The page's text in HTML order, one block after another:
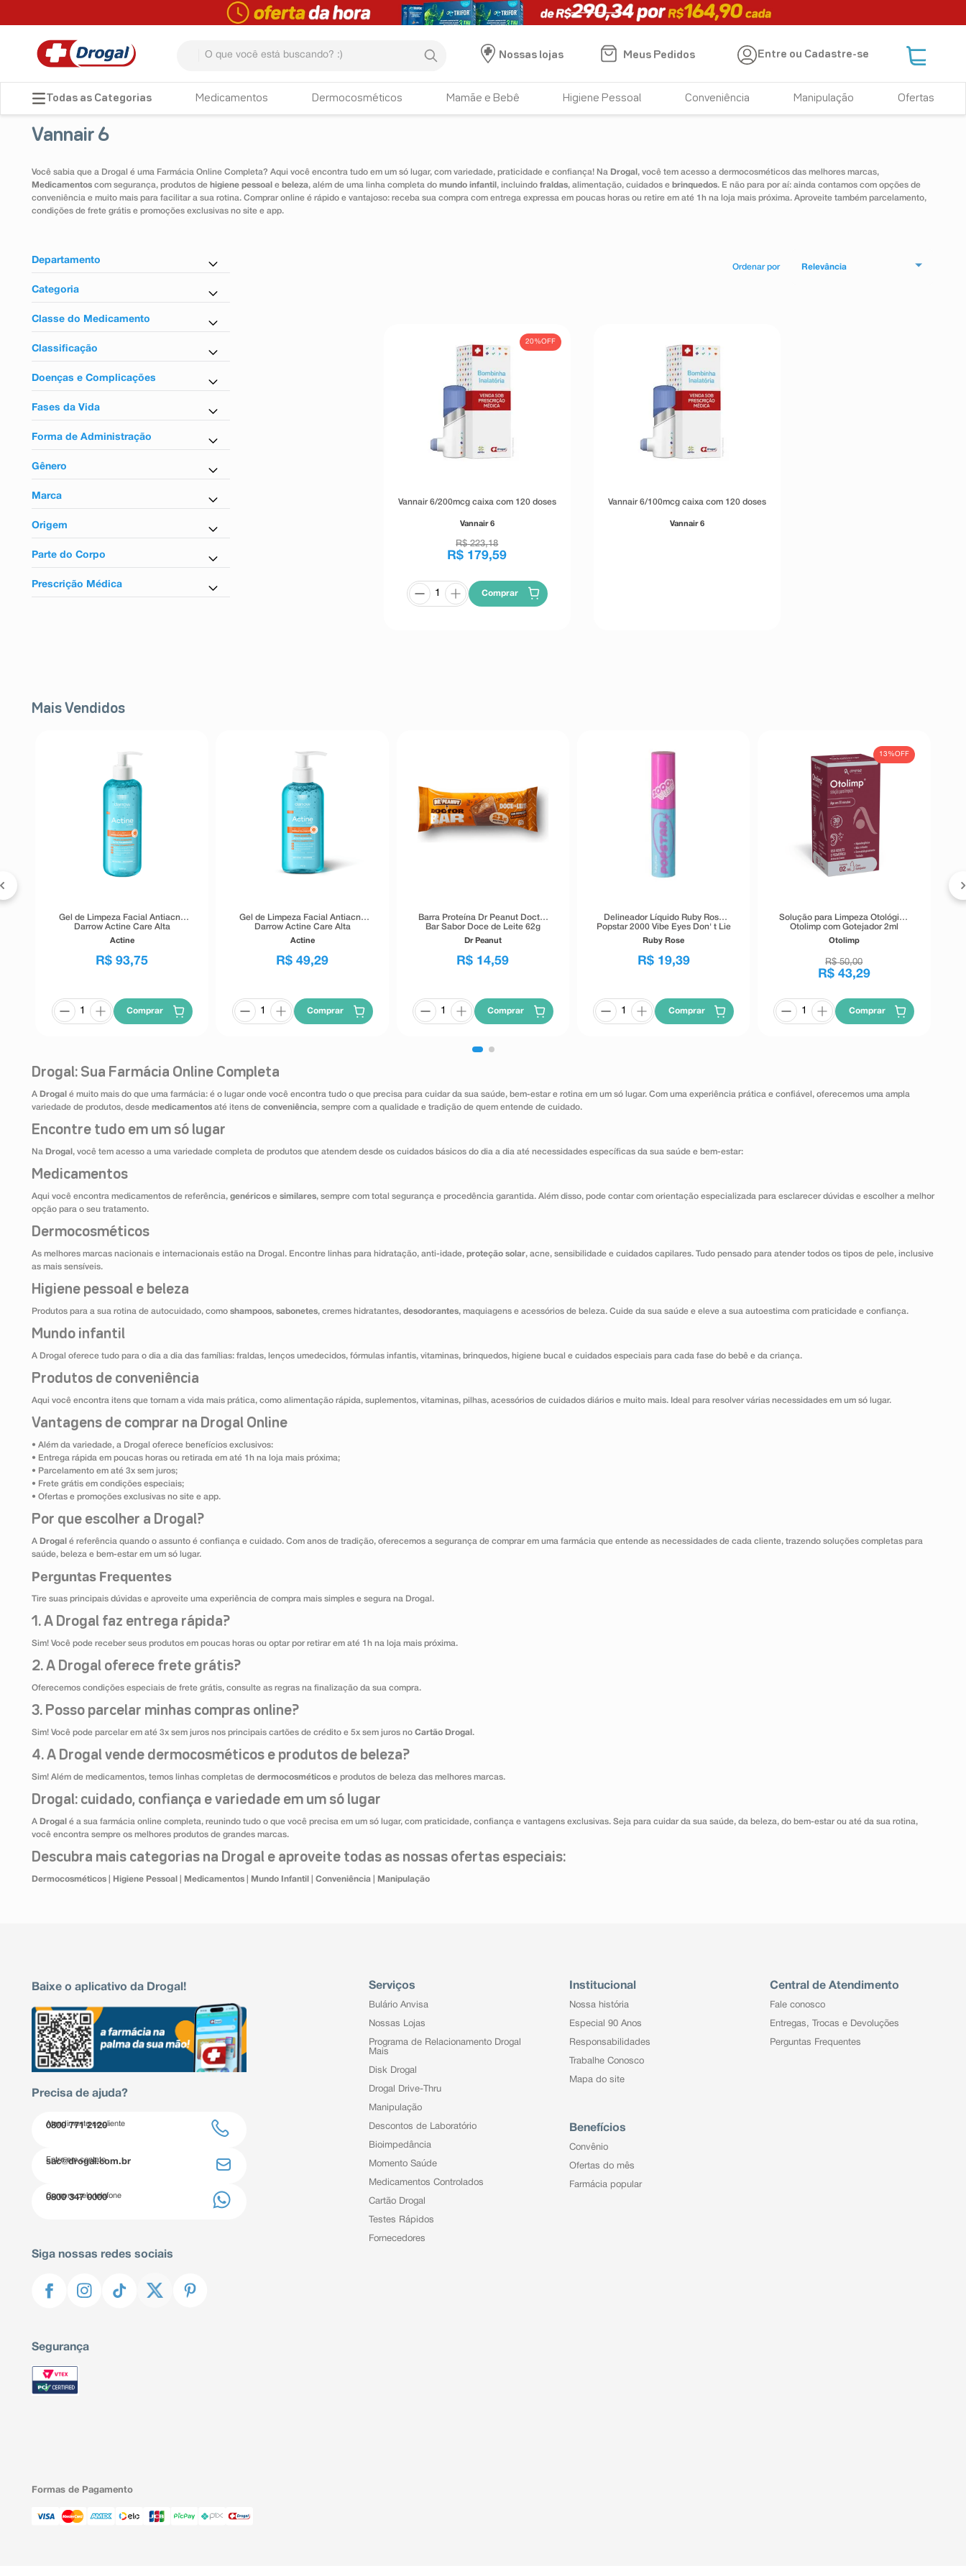
Nossas lojas
Meus Pedidos Entre ou Cadastre-se
Medicamentos Dermocosméticos Mamãe e Bebê Higiene Pessoal Conveniência Manipulação Ofertas
Vannair 6
Você sabia que a Drogal é uma Farmácia Online Completa? Aqui você encontra tudo em um só lugar, com variedade, praticidade e confiança! Na Drogal , você tem acesso a dermocosméticos das melhores marcas,
Medicamentos com segurança, produtos de higiene pessoal e beleza, além de uma linha completa do mundo infantil , incluindo fraldas, alimentação, cuidados e brinquedos. E não para por aí: ainda contamos com opções de
conveniência e muito mais para facilitar a sua rotina. Comprar online é rápido e vantajoso: receba sua compra com entrega expressa em poucas horas ou retire em até 1h na loja mais próxima. Aproveite também parcelamento,
condições de frete grátis e promoções exclusivas no site e app.
Departamento
Medicamentos
Categoria
Antiasmático
Classe do Medicamento
Antiasmáticos
Classificação
Tarja vermelha
Doenças e Complicações
Para asma
Fases da Vida
Para adultos
Forma de Administração
Uso oral
Uso inalatório
Gênero
Unissex
Marca
Vannair 6
Origem
Nacional
Parte do Corpo
Para o sistema respiratório
Prescrição Médica
Relevância
20%OFF
Vannair 6/200mcg caixa com 120 doses
Vannair 6
R$ 223,18
R$ 179,59
Comprar
Vannair 6/100mcg caixa com 120 doses
Vannair 6
Mais Vendidos
Gel de Limpeza Facial Antiacne
Darrow Actine Care Alta
Tolerância 400g
Actine
R$ 93,75
Comprar
Gel de Limpeza Facial Antiacne
Darrow Actine Care Alta
Tolerância 140g
Actine
R$ 49,29
Comprar
Barra Proteína Dr Peanut Doctor
Bar Sabor Doce de Leite 62g
Dr Peanut
R$ 14,59
Comprar
Delineador Líquido Ruby Rose
Popstar 2000 Vibe Eyes Don' t Lie
Preto 5,5g
Ruby Rose
R$ 19,39
Comprar
13%OFF
Solução para Limpeza Otológica
Otolimp com Gotejador 2ml
Otolimp
R$ 50,00
R$ 43,29
Comprar
Drogal: Sua Farmácia Online Completa
A Drogal é muito mais do que uma farmácia: é o lugar onde você encontra tudo o que precisa para cuidar da sua saúde, bem-estar e rotina em um só lugar. Com uma experiência prática e confiável, oferecemos uma ampla
variedade de produtos, desde medicamentos até itens de conveniência, sempre com a qualidade e tradição de quem entende de cuidado.
Encontre tudo em um só lugar
Na Drogal , você tem acesso a uma variedade completa de produtos que atendem desde os cuidados básicos do dia a dia até necessidades específicas da sua saúde e bem-estar:
Medicamentos
Aqui você encontra medicamentos de referência, genéricos e similares, sempre com total segurança e procedência garantida. Além disso, pode contar com orientação especializada para esclarecer dúvidas e escolher a melhor
opção para o seu tratamento.
Dermocosméticos
As melhores marcas nacionais e internacionais estão na Drogal. Encontre linhas para hidratação, anti-idade, proteção solar, acne, sensibilidade e cuidados capilares. Tudo pensado para atender todos os tipos de pele, inclusive
as mais sensíveis.
Higiene pessoal e beleza
Produtos para a sua rotina de autocuidado, como shampoos, sabonetes, cremes hidratantes, desodorantes, maquiagens e acessórios de beleza. Cuide da sua saúde e eleve a sua autoestima com praticidade e confiança.
Mundo infantil
A Drogal oferece tudo para o dia a dia das famílias: fraldas, lenços umedecidos, fórmulas infantis, vitaminas, brinquedos, higiene bucal e cuidados especiais para cada fase do bebê e da criança.
Produtos de conveniência
Aqui você encontra itens que tornam a vida mais prática, como alimentação rápida, suplementos, vitaminas, pilhas, acessórios de cuidados diários e muito mais. Ideal para resolver várias necessidades em um só lugar.
Vantagens de comprar na Drogal Online
• Além da variedade, a Drogal oferece benefícios exclusivos:
• Entrega rápida em poucas horas ou retirada em até 1h na loja mais próxima;
• Parcelamento em até 3x sem juros;
• Frete grátis em condições especiais;
• Ofertas e promoções exclusivas no site e app.
Por que escolher a Drogal?
A Drogal é referência quando o assunto é confiança e cuidado. Com anos de tradição, oferecemos a segurança de comprar em uma farmácia que entende as necessidades de cada cliente, trazendo soluções completas para
saúde, beleza e bem-estar em um só lugar.
Perguntas Frequentes
Tire suas principais dúvidas e aproveite uma experiência de compra mais simples e segura na Drogal.
1. A Drogal faz entrega rápida?
Sim! Você pode receber seus produtos em poucas horas ou optar por retirar em até 1h na loja mais próxima.
2. A Drogal oferece frete grátis?
Oferecemos condições especiais de frete grátis, consulte as regras na finalização da sua compra.
3. Posso parcelar minhas compras online?
Sim! Você pode parcelar em até 3x sem juros nos principais cartões de crédito e 5x sem juros no Cartão Drogal .
4. A Drogal vende dermocosméticos e produtos de beleza?
Sim! Além de medicamentos, temos linhas completas de dermocosméticos e produtos de beleza das melhores marcas.
Drogal: cuidado, confiança e variedade em um só lugar
A Drogal é a sua farmácia online completa, reunindo tudo o que você precisa em um só lugar, com praticidade, confiança e vantagens exclusivas. Seja para cuidar da sua saúde, da beleza, do bem-estar ou até da sua rotina,
você encontra sempre os melhores produtos de grandes marcas.
Descubra mais categorias na Drogal e aproveite todas as nossas ofertas especiais:
Dermocosméticos Higiene Pessoal Medicamentos Mundo Infantil Conveniência Manipulação
Baixe o aplicativo da Drogal!
Precisa de ajuda?
Atendimento ao cliente
0800 771 2120
Entre em contato
sac@drogal.com.br
Compre pelo telefone
0800 347 0000
Siga nossas redes sociais
Segurança
Serviços
Bulário Anvisa
Nossas Lojas
Programa de Relacionamento Drogal
Mais
Disk Drogal
Drogal Drive-Thru
Manipulação
Descontos de Laboratório
Bioimpedância
Momento Saúde
Medicamentos Controlados
Cartão Drogal
Testes Rápidos
Fornecedores
Institucional
Nossa história
Especial 90 Anos
Responsabilidades
Trabalhe Conosco
Mapa do site
Benefícios
Convênio
Ofertas do mês
Farmácia popular
Central de Atendimento
Fale conosco
Entregas, Trocas e Devoluções
Perguntas Frequentes
Formas de Pagamento
TERMOS MAIS BUSCADOS
3º lenço umedecido
4º tadalafila
7º esmalte
8º teste gravidez
absorvente
shampoo